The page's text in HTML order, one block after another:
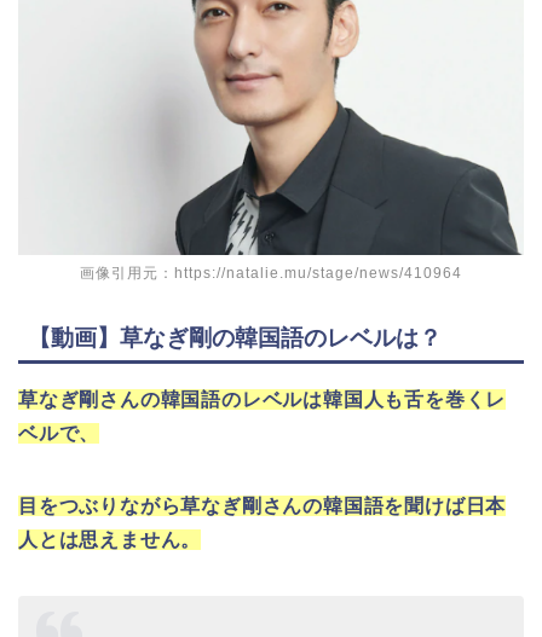
画像引用元：https://natalie.mu/stage/news/410964
【動画】草なぎ剛の韓国語のレベルは？
草なぎ剛さんの韓国語のレベルは韓国人も舌を巻くレ
ベルで、
目をつぶりながら草なぎ剛さんの韓国語を聞けば日本
人とは思えません。